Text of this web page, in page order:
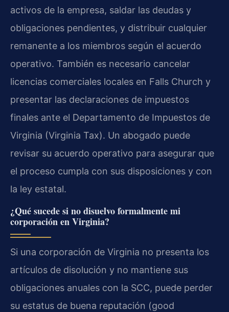
activos de la empresa, saldar las deudas y
obligaciones pendientes, y distribuir cualquier
remanente a los miembros según el acuerdo
operativo. También es necesario cancelar
licencias comerciales locales en Falls Church y
presentar las declaraciones de impuestos
finales ante el Departamento de Impuestos de
Virginia (Virginia Tax). Un abogado puede
revisar su acuerdo operativo para asegurar que
el proceso cumpla con sus disposiciones y con
la ley estatal.
¿Qué sucede si no disuelvo formalmente mi
corporación en Virginia?
Si una corporación de Virginia no presenta los
artículos de disolución y no mantiene sus
obligaciones anuales con la SCC, puede perder
su estatus de buena reputación (good